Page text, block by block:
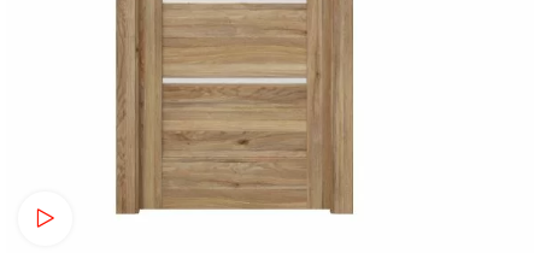
Watch video